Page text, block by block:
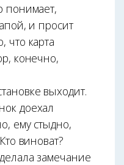
понимает,
и просит
что карта
конечно,
выходит.
доехал
ему стыдно,
виноват?
замечание